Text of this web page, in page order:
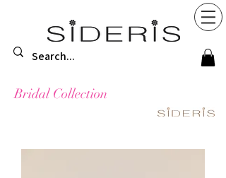
Bridal Collection